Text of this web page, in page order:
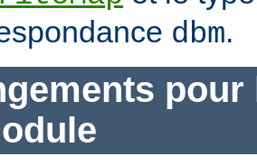
dbm.